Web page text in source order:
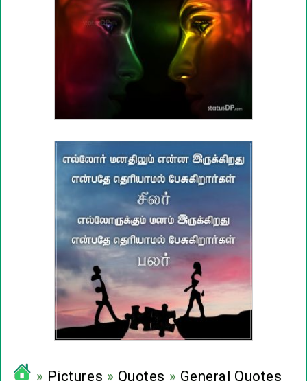
» Pictures » Quotes » General Quotes